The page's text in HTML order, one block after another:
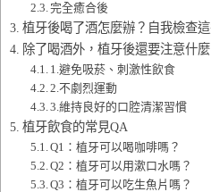
完全癒合後
植牙後喝了酒怎麼辦？自我檢查
除了喝酒外，植牙後還要注意什麼
1.避免吸菸、刺激性飲食
2.不劇烈運動
3.維持良好的口腔清潔習慣
植牙飲食的常見QA
Q1：植牙可以喝咖啡嗎？
Q2：植牙可以用漱口水嗎？
Q3：植牙可以吃生魚片嗎？